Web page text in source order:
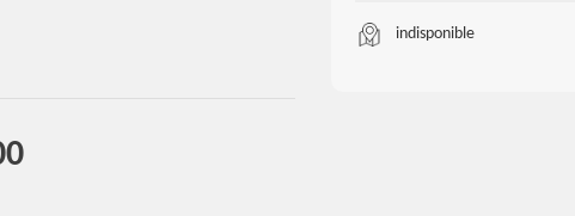
indisponible